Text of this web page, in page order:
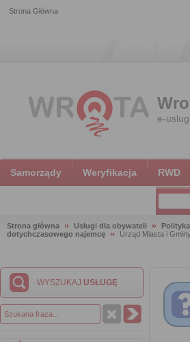
Strona Główna
e-
Samorządy Weryfikacja RWD
Strona główna Usługi dla obywateli
dotychczasowego najemcę
Urząd Miasta i
WYSZUKAJ USŁUGĘ